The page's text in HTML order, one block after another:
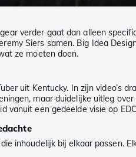
verder gaat dan alleen
Siers samen. Big Idea
ze moeten doen.
uit Kentucky. In zijn
maar duidelijke uitleg
vanuit een gedeelde visie op
inhoudelijk bij elkaar passen.